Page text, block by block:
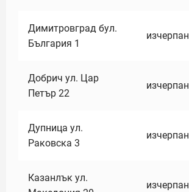
Димитровград бул.
България 1
изчерпан
Добрич ул. Цар
Петър 22
изчерпан
Дупница ул.
Раковска 3
изчерпан
Казанлък ул.
изчерпан